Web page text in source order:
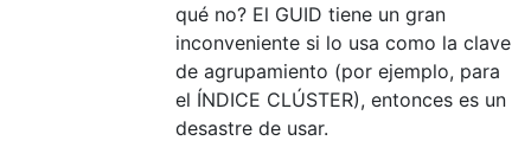
qué no? El GUID tiene un gran
inconveniente si lo usa como la clave
de agrupamiento (por ejemplo, para
el ÍNDICE CLÚSTER), entonces es un
desastre de usar.